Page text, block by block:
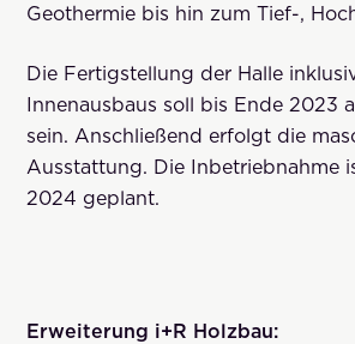
Geothermie bis hin zum Tief-,
Die Fertigstellung der Halle
Innenausbaus soll bis Ende 2023
sein. Anschließend erfolgt die
Ausstattung. Die Inbetriebnahme
2024 geplant.
Erweiterung i+R Holzbau: